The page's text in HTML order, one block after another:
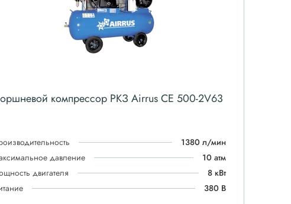
компрессор РКЗ Airrus CE 500-2V63
1380 л/мин
давление
10 атм
двигателя
8 кВт
380 В